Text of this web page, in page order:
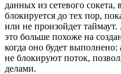
данных из сетевого
блокируется до тех пор,
или не произойдет
это больше похоже на
когда оно будет
не блокируют поток,
делами.